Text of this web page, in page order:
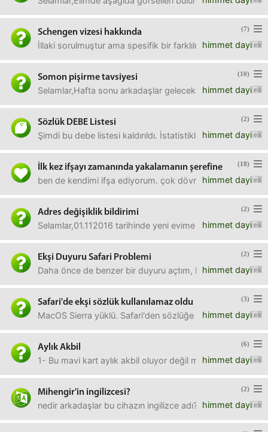
(7)
Schengen vizesi hakkında
himmet dayi
İllaki sorulmuştur ama spesifik bir farklılık olduğu için
(10)
Somon pişirme tavsiyesi
himmet dayi
Selamlar,Hafta sonu arkadaşlar gelecek. Somon
(2)
Sözlük DEBE Listesi
himmet dayi
Şimdi bu debe listesi kaldırıldı. İstatistiklerde hala link
(18)
İlk kez ifşayı zamanında yakalamanın şerefine
himmet dayi
ben de kendimi ifşa ediyorum. çok dövmeyin.
(2)
Adres değişiklik bildirimi
himmet dayi
Selamlar,01.112016 tarihinde yeni evime taşındım.
(2)
Ekşi Duyuru Safari Problemi
himmet dayi
Daha önce de benzer bir duyuru açtım, kendi kendine
(3)
Safari'de ekşi sözlük kullanılamaz oldu
himmet dayi
MacOS Sierra yüklü. Safari'den sözlüğe girince altta şuku
(6)
Aylık Akbil
himmet dayi
1- Bu mavi kart aylık akbil oluyor değil mi?2- Mavi kartın
(2)
Mihengir'in ingilizcesi?
himmet dayi
nedir arkadaşlar bu cihazın ingilizce adı?http://